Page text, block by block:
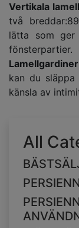
Vertikala
två
lätta som ger
fönsterpartier.
Lamellgardiner
kan du
känsla av
All